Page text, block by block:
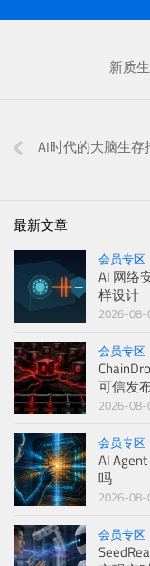
新质
AI时代的大脑生
最新文章
会员专区
AI 网络
样设计
2026-08-
会员专区
可信发
2026-08-
会员专区
AI
吗
2026-08-
会员专区